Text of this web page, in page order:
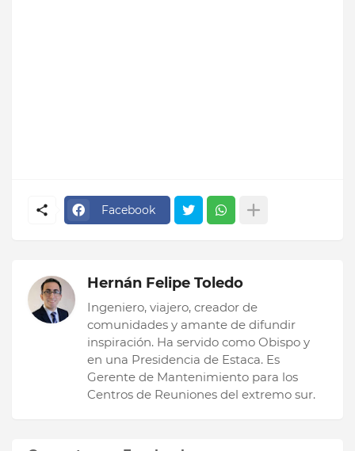
Facebook
Hernán Felipe Toledo
Ingeniero, viajero, creador de
comunidades y amante de difundir
inspiración. Ha servido como Obispo y
en una Presidencia de Estaca. Es
Gerente de Mantenimiento para los
Centros de Reuniones del extremo sur.